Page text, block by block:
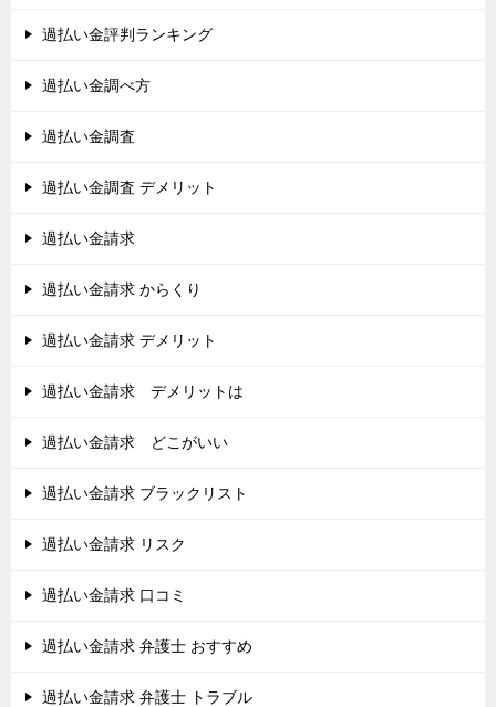
過払い金評判ランキング
過払い金調べ方
過払い金調査
過払い金調査 デメリット
過払い金請求
過払い金請求 からくり
過払い金請求 デメリット
過払い金請求 デメリットは
過払い金請求 どこがいい
過払い金請求 ブラックリスト
過払い金請求 リスク
過払い金請求 口コミ
過払い金請求 弁護士 おすすめ
過払い金請求 弁護士 トラブル